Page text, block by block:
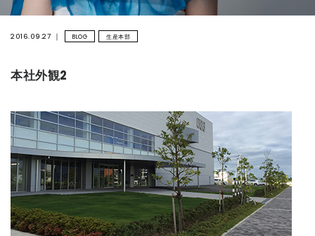
2016.09.27 BLOG 生産本部
本社外観2
COMPANY
CONTACT